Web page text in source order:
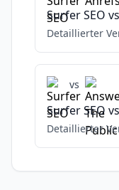
Surfer SEO vs
Detaillierter
vs
Surfer SEO vs
Detaillierter